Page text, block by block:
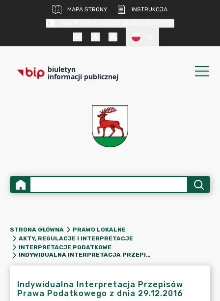
MAPA STRONY
INSTRUKCJA
biuletyn
informacji publicznej
STRONA GŁÓWNA
PRAWO LOKALNE
AKTY, REGULACJE I INTERPRETACJE
INTERPRETACJE PODATKOWE
INDYWIDUALNA INTERPRETACJA PRZEPISÓW PRAWA PODATKOWEGO Z DNIA 29.12.2016
Indywidualna Interpretacja Przepisów
Prawa Podatkowego z dnia 29.12.2016